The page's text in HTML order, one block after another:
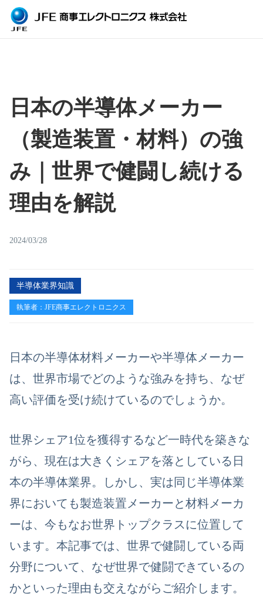
日本の半導体メーカー
（製造装置・材料）の強
み｜世界で健闘し続ける
理由を解説
2024/03/28
半導体業界知識
執筆者：JFE商事エレクトロニクス
日本の半導体材料メーカーや半導体メーカー
は、世界市場でどのような強みを持ち、なぜ
高い評価を受け続けているのでしょうか。
世界シェア1位を獲得するなど一時代を築きな
がら、現在は大きくシェアを落としている日
本の半導体業界。しかし、実は同じ半導体業
界においても製造装置メーカーと材料メーカ
ーは、今もなお世界トップクラスに位置して
います。本記事では、世界で健闘している両
分野について、なぜ世界で健闘できているの
かといった理由も交えながらご紹介します。